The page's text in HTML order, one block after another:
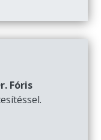
Fóris